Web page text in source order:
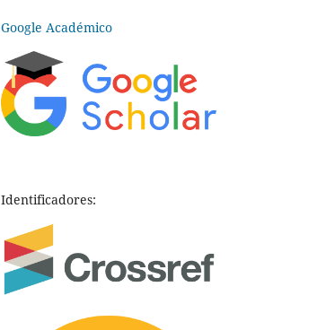
Google Académico
Identificadores: